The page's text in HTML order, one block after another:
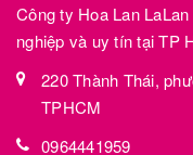
Công ty Hoa Lan
nghiệp và uy tín tại TP
220 Thành Thái,
TPHCM
0964441959